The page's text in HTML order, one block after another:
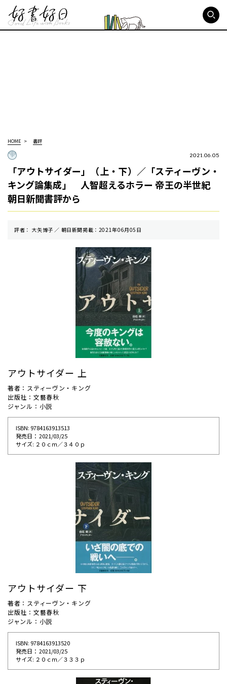
HOME 書評
2021.06.05
「アウトサイダー」（上・下）／「スティーヴン・
キング論集成」 人智超えるホラー 帝王の半世紀
朝日新聞書評から
評者： 大矢博子 ／ 朝⽇新聞掲載：2021年06月05日
アウトサイダー 上
著者：スティーヴン・キング
出版社：文藝春秋
ジャンル：小説
ISBN: 9784163913513
発売⽇： 2021/03/25
サイズ: ２０ｃｍ／３４０ｐ
アウトサイダー 下
著者：スティーヴン・キング
出版社：文藝春秋
ジャンル：小説
ISBN: 9784163913520
発売⽇： 2021/03/25
サイズ: ２０ｃｍ／３３３ｐ